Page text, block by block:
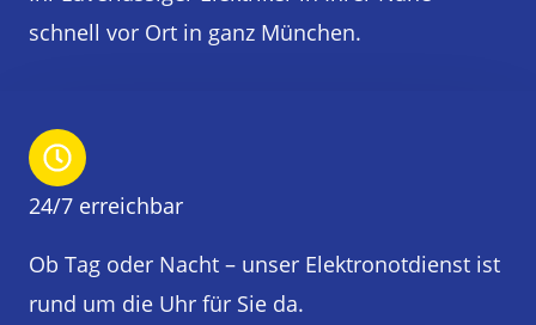
schnell vor Ort in ganz München.
24/7 erreichbar
Ob Tag oder Nacht – unser Elektronotdienst ist
rund um die Uhr für Sie da.